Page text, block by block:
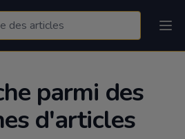
parmi des
d'articles